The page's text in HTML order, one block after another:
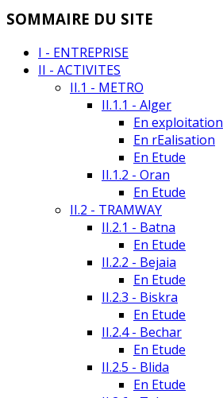
SOMMAIRE DU SITE
I - ENTREPRISE
II - ACTIVITES
II.1 - METRO
II.1.1 - Alger
En exploitation
En rEalisation
En Etude
II.1.2 - Oran
En Etude
II.2 - TRAMWAY
II.2.1 - Batna
En Etude
II.2.2 - Bejaia
En Etude
II.2.3 - Biskra
En Etude
II.2.4 - Bechar
En Etude
II.2.5 - Blida
En Etude